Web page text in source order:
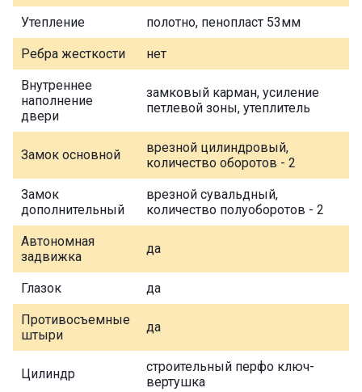
Утепление полотно, пенопласт 53мм
Ребра жесткости нет
Внутреннее
наполнение
двери
замковый карман, усиление
петлевой зоны, утеплитель
Замок основной
врезной цилиндровый,
количество оборотов - 2
Замок
дополнительный
врезной сувальдный,
количество полуоборотов - 2
Автономная
задвижка
да
Глазок да
Противосъемные
штыри
да
Цилиндр
строительный перфо ключ-
вертушка